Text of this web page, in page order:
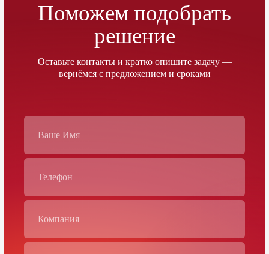
Поможем подобрать
решение
Оставьте контакты и кратко опишите задачу —
вернёмся с предложением и сроками